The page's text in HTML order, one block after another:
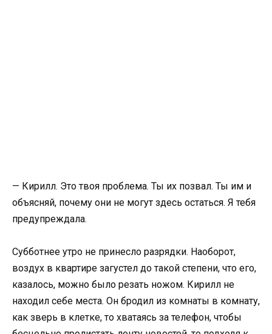
— Кирилл. Это твоя проблема. Ты их позвал. Ты им и
объясняй, почему они не могут здесь остаться. Я тебя
предупреждала.
Субботнее утро не принесло разрядки. Наоборот,
воздух в квартире загустел до такой степени, что его,
казалось, можно было резать ножом. Кирилл не
находил себе места. Он бродил из комнаты в комнату,
как зверь в клетке, то хватаясь за телефон, чтобы